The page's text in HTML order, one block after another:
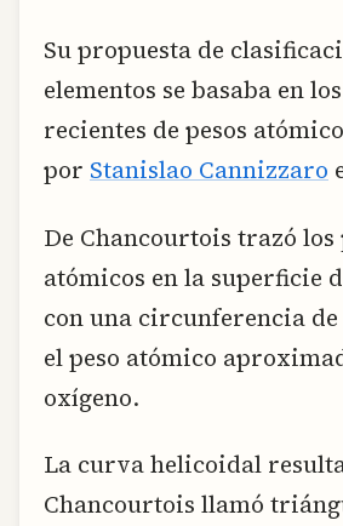
Su propuesta de
elementos se basaba en
recientes de pesos
por Stanislao Cannizzaro
De Chancourtois trazó los
atómicos en la superficie
con una circunferencia de
el peso atómico
oxígeno.
La curva helicoidal
Chancourtois llamó